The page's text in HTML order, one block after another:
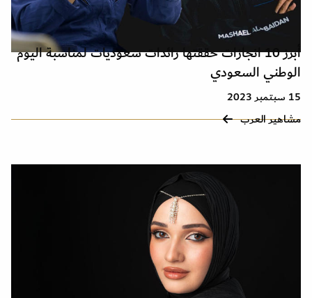
أبرز 10 انجازات حققتها رائدات سعوديات لمناسبة اليوم
الوطني السعودي
15 سبتمبر 2023
مشاهير العرب